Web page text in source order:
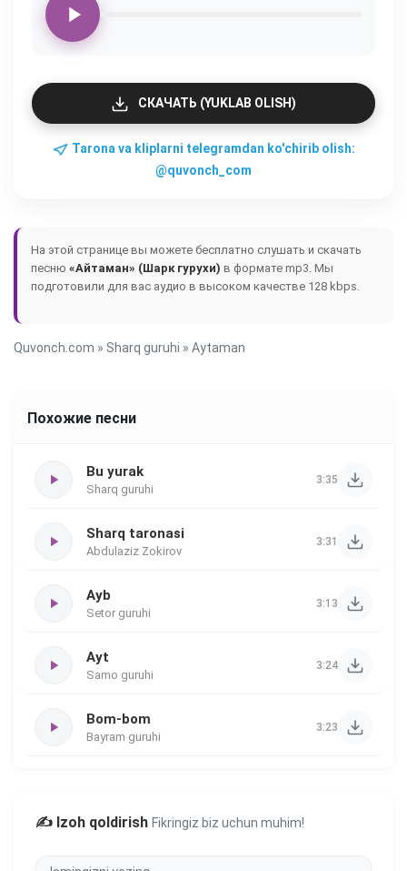
СКАЧАТЬ (YUKLAB OLISH)
Tarona va kliplarni telegramdan ko'chirib olish:
@quvonch_com
На этой странице вы можете бесплатно слушать и скачать
песню «Айтаман» (Шарк гурухи) в формате mp3. Мы
подготовили для вас аудио в высоком качестве 128 kbps.
Quvonch.com » Sharq guruhi » Aytaman
Похожие песни
Bu yurak
Sharq guruhi
3:35
Sharq taronasi
Abdulaziz Zokirov
3:31
Ayb
Setor guruhi
3:13
Ayt
Samo guruhi
3:24
Bom-bom
Bayram guruhi
3:23
✍️ Izoh qoldirish Fikringiz biz uchun muhim!